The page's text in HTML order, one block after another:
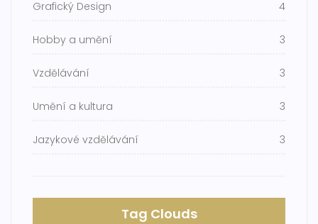
Grafický Design 4
Hobby a umění 3
Vzdělávání 3
Umění a kultura 3
Jazykové vzdělávání 3
Tag Clouds